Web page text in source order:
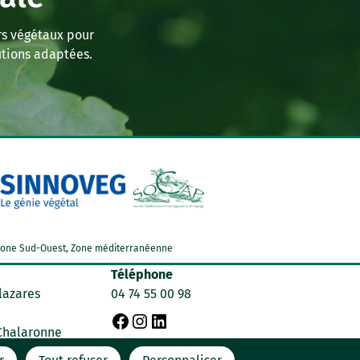
végétaux pour
adaptées.
Sud-Ouest, Zone méditerranéenne
Téléphone
04 74 55 00 98
F I
L